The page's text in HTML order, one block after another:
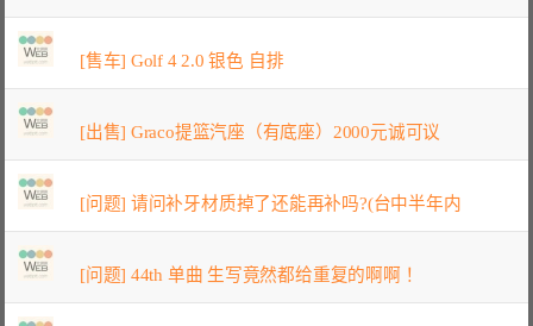
[售车] Golf 4 2.0 银色 自排
[出售] Graco提篮汽座（有底座）2000元诚可议
[问题] 请问补牙材质掉了还能再补吗?(台中半年内
[问题] 44th 单曲 生写竟然都给重复的啊啊！